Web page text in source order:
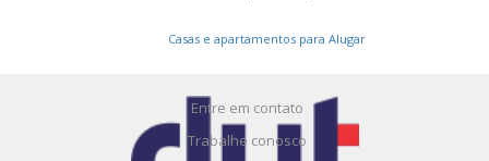
Casas e apartamentos para Alugar
Entre em contato
Trabalhe conosco